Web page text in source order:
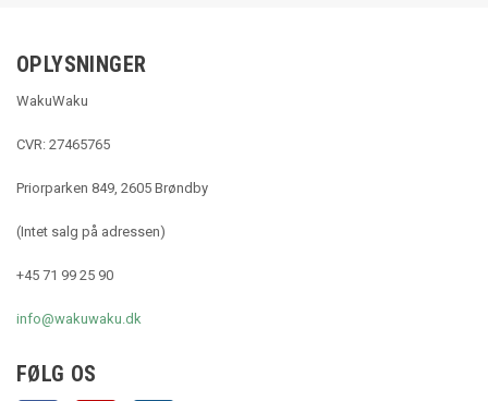
OPLYSNINGER
WakuWaku
CVR: 27465765
Priorparken 849, 2605 Brøndby
(Intet salg på adressen)
+45 71 99 25 90
info@wakuwaku.dk
FØLG OS